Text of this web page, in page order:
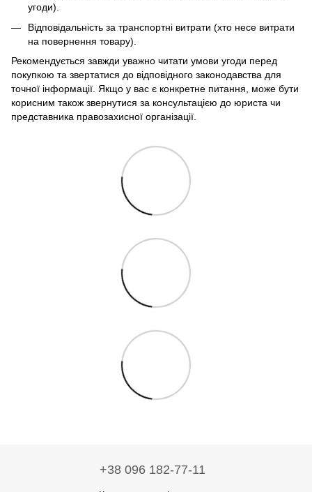
угоди).
Відповідальність за транспортні витрати (хто несе витрати
на повернення товару).
Рекомендується завжди уважно читати умови угоди перед
покупкою та звертатися до відповідного законодавства для
точної інформації. Якщо у вас є конкретне питання, може бути
корисним також звернутися за консультацією до юриста чи
представника правозахисної організації.
+38 096 182-77-11